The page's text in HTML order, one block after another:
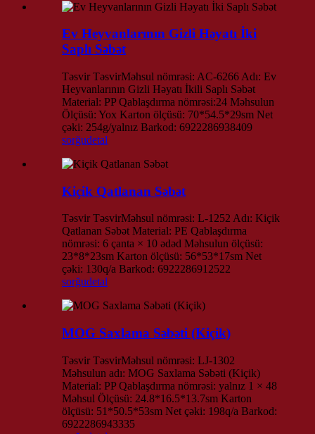
Ev Heyvanlarının Gizli Həyatı İki
Saplı Səbət
Təsvir TəsvirMəhsul nömrəsi: AC-6266 Adı: Ev
Heyvanlarının Gizli Həyatı İkili Saplı Səbət
Material: PP Qablaşdırma nömrəsi:24 Məhsulun
Ölçüsü: Yox Karton ölçüsü: 70*54.5*29sm Net
çəki: 254g/yalnız Barkod: 6922286938409
sorğudetal
Kiçik Qatlanan Səbət
Təsvir TəsvirMəhsul nömrəsi: L-1252 Adı: Kiçik
Qatlanan Səbət Material: PE Qablaşdırma
nömrəsi: 6 çanta × 10 ədəd Məhsulun ölçüsü:
23*8*23sm Karton ölçüsü: 56*53*17sm Net
çəki: 130q/a Barkod: 6922286912522
sorğudetal
MOG Saxlama Səbəti (Kiçik)
Təsvir TəsvirMəhsul nömrəsi: LJ-1302
Məhsulun adı: MOG Saxlama Səbəti (Kiçik)
Material: PP Qablaşdırma nömrəsi: yalnız 1 × 48
Məhsul Ölçüsü: 24.8*16.5*13.7sm Karton
ölçüsü: 51*50.5*53sm Net çəki: 198q/a Barkod:
6922286943335